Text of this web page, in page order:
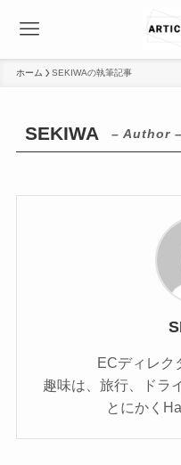
ホーム SEKIWAの執筆記事
SEKIWA – Author –
ECディレク
趣味は、旅行、ドラ
とにかく